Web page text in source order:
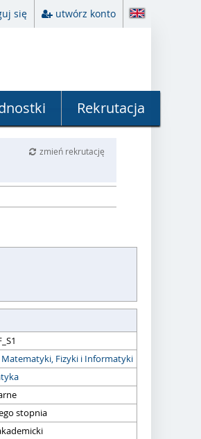
się utwórz konto
Rekrutacja
zmień rekrutację
Matematyki, Fizyki i Informatyki
stopnia